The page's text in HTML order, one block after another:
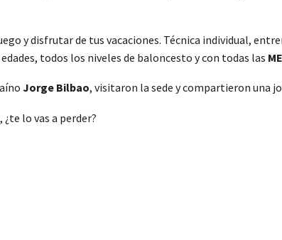
y disfrutar de tus vacaciones. Técnica individual,
todos los niveles de baloncesto y con todas las
Jorge Bilbao, visitaron la sede y compartieron una
lo vas a perder?